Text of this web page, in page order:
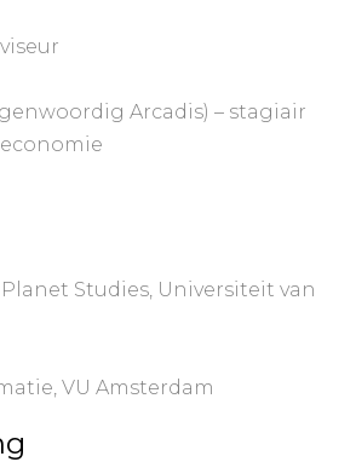
Arcadis) – stagiair
Studies, Universiteit van
VU Amsterdam